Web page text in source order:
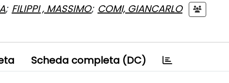
; FILIPPI , MASSIMO; COMI, GIANCARLO
Scheda completa (DC)